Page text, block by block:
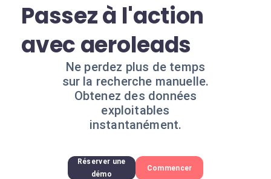
Passez à l'action
avec aeroleads
Ne perdez plus de temps
sur la recherche manuelle.
Obtenez des données
exploitables
instantanément.
Réserver une
démo
Commencer